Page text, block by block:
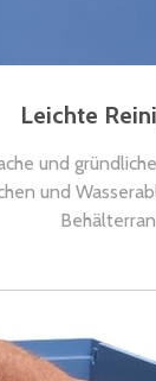
Leichte
und
und